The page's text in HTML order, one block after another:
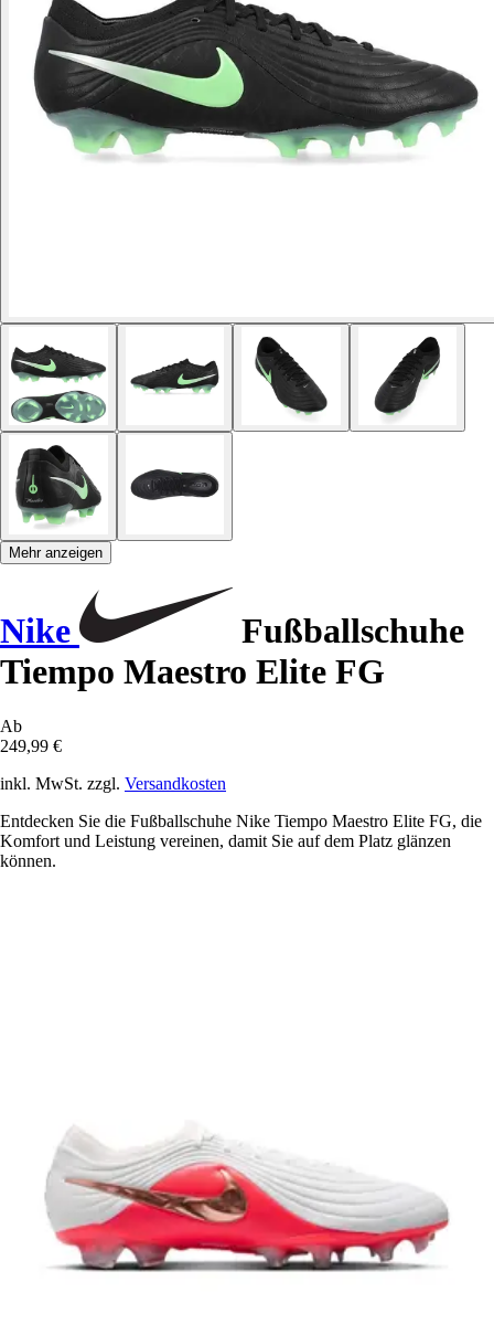
Mehr anzeigen
Nike
Fußballschuhe
Tiempo Maestro Elite FG
Ab
249,99 €
inkl. MwSt. zzgl. Versandkosten
Entdecken Sie die Fußballschuhe Nike Tiempo Maestro Elite FG, die
Komfort und Leistung vereinen, damit Sie auf dem Platz glänzen
können.